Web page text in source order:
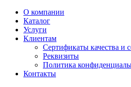
О компании
Каталог
Услуги
Клиентам
Сертификаты качества и
Реквизиты
Политика
Контакты